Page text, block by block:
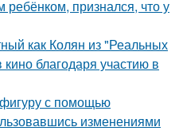
ребёнком, признался, что у
как Колян из "Реальных
благодаря участию в
с помощью
изменениями